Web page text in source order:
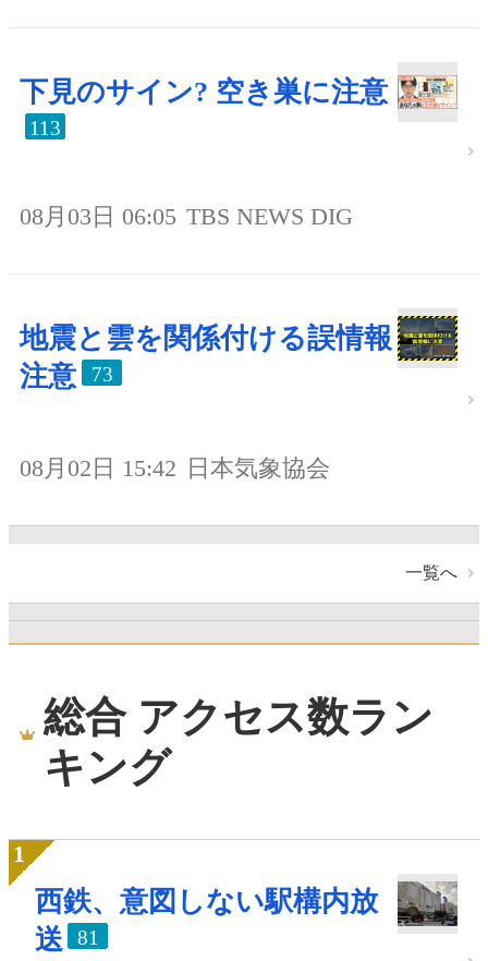
下見のサイン? 空き巣に注意
113
08月03日 06:05 TBS NEWS DIG
地震と雲を関係付ける誤情報
注意
73
08月02日 15:42 日本気象協会
一覧へ
総合 アクセス数ラン
キング
西鉄、意図しない駅構内放
送
81